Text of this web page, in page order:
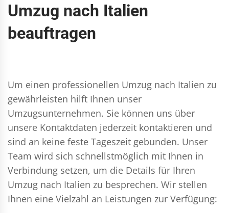
Umzug nach Italien
beauftragen
Um einen professionellen Umzug nach Italien zu
gewährleisten hilft Ihnen unser
Umzugsunternehmen. Sie können uns über
unsere Kontaktdaten jederzeit kontaktieren und
sind an keine feste Tageszeit gebunden. Unser
Team wird sich schnellstmöglich mit Ihnen in
Verbindung setzen, um die Details für Ihren
Umzug nach Italien zu besprechen. Wir stellen
Ihnen eine Vielzahl an Leistungen zur Verfügung: